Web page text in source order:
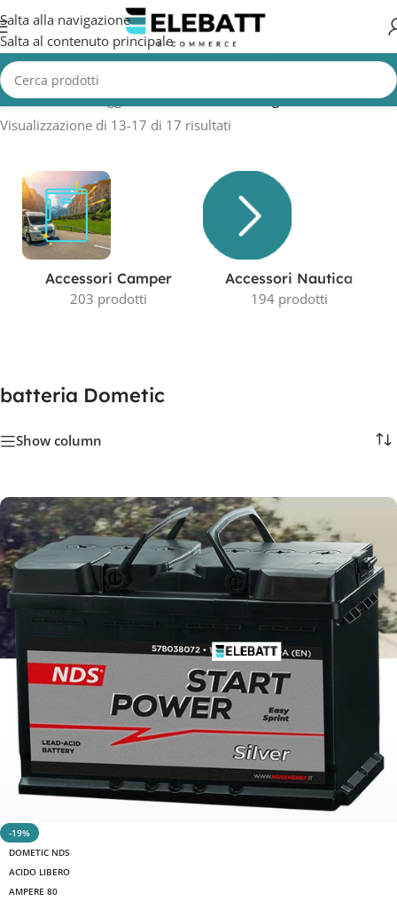
Salta alla navigazione
Salta al contenuto principale
Home/Prodotti taggati “batteria Dometic”/Pagina 2
Visualizzazione di 13-17 di 17 risultati
Accessori Camper
203 prodotti
Accessori Nautica
194 prodotti
batteria Dometic
Show column
-19%
DOMETIC NDS
ACIDO LIBERO
AMPERE 80